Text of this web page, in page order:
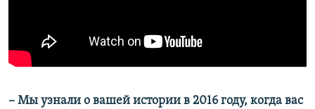
– Мы узнали о вашей истории в 2016 году, когда вас